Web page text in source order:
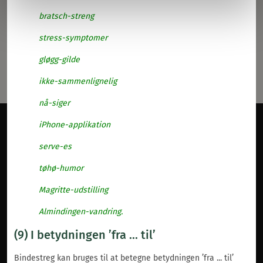
59 Replikgengivelse
60 Skråstreg
bratsch-streng
stress-symptomer
gløgg-gilde
ikke-sammenlignelig
nå-siger
iPhone-applikation
serve-es
tøhø-humor
Magritte-udstilling
Almindingen-vandring.
(9) I betydningen ’fra ... til’
Bindestreg kan bruges til at betegne betydningen ’fra ... til’
Adelgade 119 B
Sproglige spørgsmål:33 74 74 74
Se ogsåAfdeling for Dansk Tegnsprog